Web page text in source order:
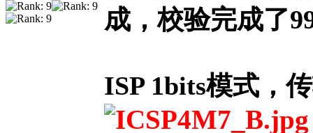
成，校验完成了
ISP 1bits模式，